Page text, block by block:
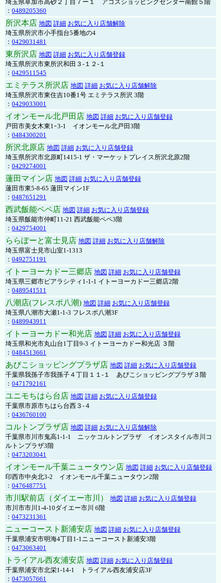
埼玉県草加市高砂２丁目７ー１ アコスショッピングセンター南館５階
： 0489205360
所沢本店 地図 詳細 お気に入り店舗解除
埼玉県所沢市小手指台5番地の4
： 0429031481
東所沢店 地図 詳細 お気に入り店舗登録
埼玉県所沢市東所沢和田３-１２-１
： 0429511545
エミテラス所沢店 地図 詳細 お気に入り店舗解除
埼玉県所沢市東住吉10番1号 エミテラス所沢 3階
： 0429033001
イオンモール北戸田店 地図 詳細 お気に入り店舗登録
戸田市美女木東1ｰ3‐1 イオンモール北戸田3階
： 0484300201
所沢北原店 地図 詳細 お気に入り店舗登録
埼玉県所沢市北原町1415-1 ザ・マーケットプレイス所沢北原2階
： 0429274001
蓮田マイン店 地図 詳細 お気に入り店舗登録
蓮田市東5-8-65 蓮田マイン1F
： 0487651291
西武飯能ペペ店 地図 詳細 お気に入り店舗登録
埼玉県飯能市仲町11-21 西武飯能ペペ3階
： 0429754001
ららぽーと富士見店 地図 詳細 お気に入り店舗解除
埼玉県富士見市山室1-1313
： 0492751191
イトーヨーカドー三郷店 地図 詳細 お気に入り店舗登録
埼玉県三郷市ピアラシティ1-1-1 イトーヨーカドー三郷店2階
： 0489541511
八潮店(フレスポ八潮) 地図 詳細 お気に入り店舗登録
埼玉県八潮市大瀬1-1-3 フレスポ八潮3F
： 0489943911
イトーヨーカドー和光店 地図 詳細 お気に入り店舗登録
埼玉県和光市丸山台1丁目9-3 イトーヨーカドー和光店 ３階
： 0484513661
あびこショッピングプラザ店 地図 詳細 お気に入り店舗登録
千葉県我孫子市我孫子４丁目１１-１ あびこショッピングプラザ３階
： 0471792161
ユニモちはら台店 地図 詳細 お気に入り店舗登録
千葉県市原市ちはら台西３-４
： 0436760100
コルトンプラザ店 地図 詳細 お気に入り店舗解除
千葉県市川市鬼高1-1-1 ニッケコルトンプラザ イオンスタイル市川コ
ルトンプラザ3階
： 0473203041
イオンモール千葉ニュータウン店 地図 詳細 お気に入り店舗登録
印西市中央北3-2 イオンモール千葉ニュータウン2階
： 0476487751
市川駅前店（ダイエー市川） 地図 詳細 お気に入り店舗登録
市川市市川1-4-10ダイエー市川 6階
： 0473231361
ニューコースト新浦安店 地図 詳細 お気に入り店舗登録
千葉県浦安市明海4丁目1-1ニューコースト新浦安3階
： 0473063401
トライアル西友浦安店 地図 詳細 お気に入り店舗登録
千葉県浦安市北栄1-14-1 トライアル西友浦安店3F
： 0473057661